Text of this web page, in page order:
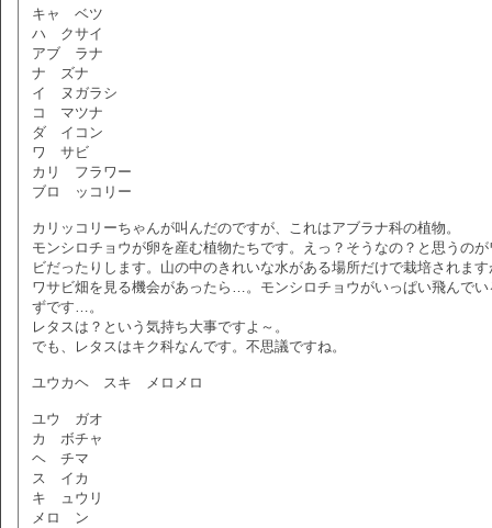
キャ ベツ
ハ クサイ
アブ ラナ
ナ ズナ
イ ヌガラシ
コ マツナ
ダ イコン
ワ サビ
カリ フラワー
ブロ ッコリー
カリッコリーちゃんが叫んだのですが、これはアブラナ科の植物。
モンシロチョウが卵を産む植物たちです。えっ？そうなの？と思うのが
ビだったりします。山の中のきれいな水がある場所だけで栽培されます
ワサビ畑を見る機会があったら…。モンシロチョウがいっぱい飛んでい
ずです…。
レタスは？という気持ち大事ですよ～。
でも、レタスはキク科なんです。不思議ですね。
ユウカヘ スキ メロメロ
ユウ ガオ
カ ボチャ
ヘ チマ
ス イカ
キ ュウリ
メロ ン